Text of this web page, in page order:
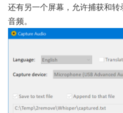
还有另一个屏幕，允许捕获和
音频。